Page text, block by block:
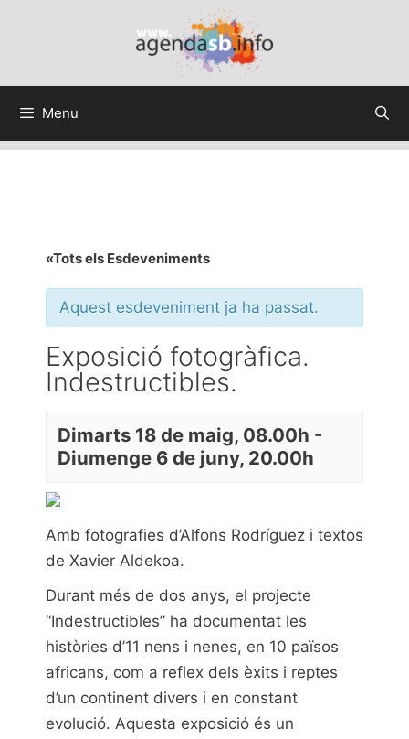
Menu
«Tots els Esdeveniments
Aquest esdeveniment ja ha passat.
Exposició fotogràfica.
Indestructibles.
Dimarts 18 de maig, 08.00h -
Diumenge 6 de juny, 20.00h
Amb fotografies d’Alfons Rodríguez i textos
de Xavier Aldekoa.
Durant més de dos anys, el projecte
“Indestructibles” ha documentat les
històries d’11 nens i nenes, en 10 països
africans, com a reflex dels èxits i reptes
d’un continent divers i en constant
evolució. Aquesta exposició és un